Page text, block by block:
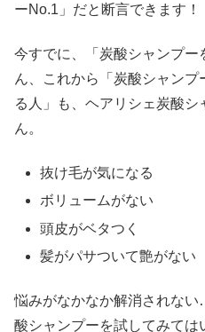
ーNo.1」だと断言できます！
今すでに、「炭酸シャンプー
ん、これから「炭酸シャン
る人」も、ヘアリシェ炭酸
ん。
抜け毛が気になる
ボリュームがない
頭皮がベタつく
髪がパサついて艶がない
悩みがなかなか解消されな
酸シャンプーを試してみては